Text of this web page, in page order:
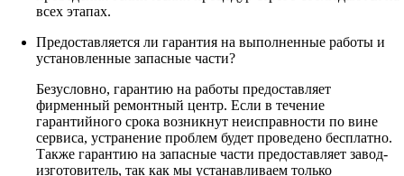
всех этапах.
Предоставляется ли гарантия на выполненные работы и
установленные запасные части?
Безусловно, гарантию на работы предоставляет
фирменный ремонтный центр. Если в течение
гарантийного срока возникнут неисправности по вине
сервиса, устранение проблем будет проведено бесплатно.
Также гарантию на запасные части предоставляет завод-
изготовитель, так как мы устанавливаем только